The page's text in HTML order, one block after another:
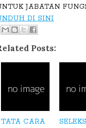
JABATAN
DI SINI
Posts:
TATA CARA